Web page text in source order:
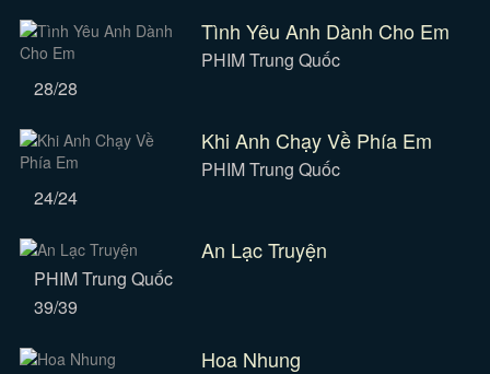
Tình Yêu Anh Dành Cho Em
PHIM Trung Quốc
28/28
Khi Anh Chạy Về Phía Em
PHIM Trung Quốc
24/24
An Lạc Truyện
PHIM Trung Quốc
39/39
Hoa Nhung